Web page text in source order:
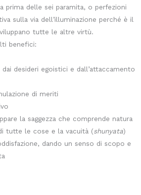
prima delle sei paramita, o perfezioni
sulla via dell’illuminazione perché è il
tutte le altre virtù.
benefici:
desideri egoistici e dall’attaccamento
di meriti
la saggezza che comprende natura
tutte le cose e la vacuità (shunyata)
dando un senso di scopo e